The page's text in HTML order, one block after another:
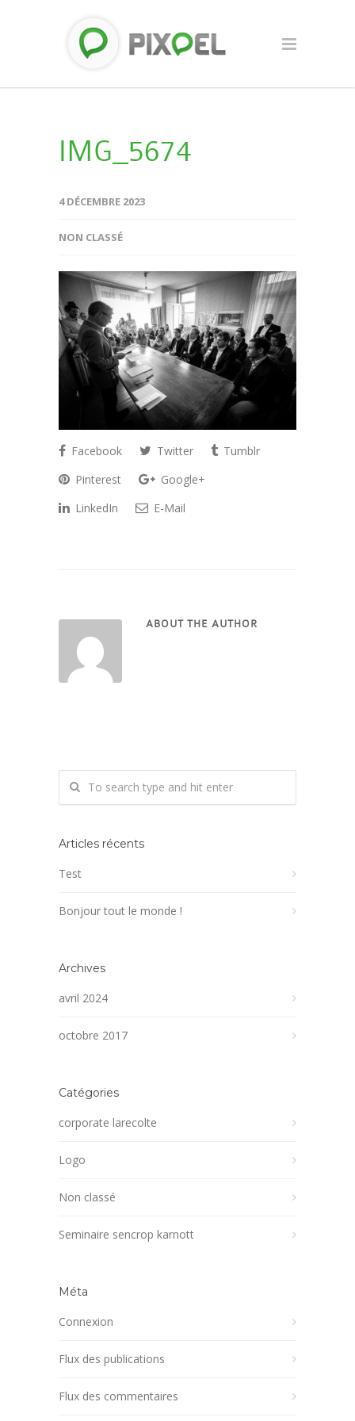
IMG_5674
4 DÉCEMBRE 2023
NON CLASSÉ
Facebook Twitter
Tumblr
Pinterest
Google+
LinkedIn
E-Mail
ABOUT THE AUTHOR
Articles récents
Test
Bonjour tout le monde !
Archives
avril 2024
octobre 2017
Catégories
corporate larecolte
Logo
Non classé
Seminaire sencrop karnott
Méta
Connexion
Flux des publications
Flux des commentaires